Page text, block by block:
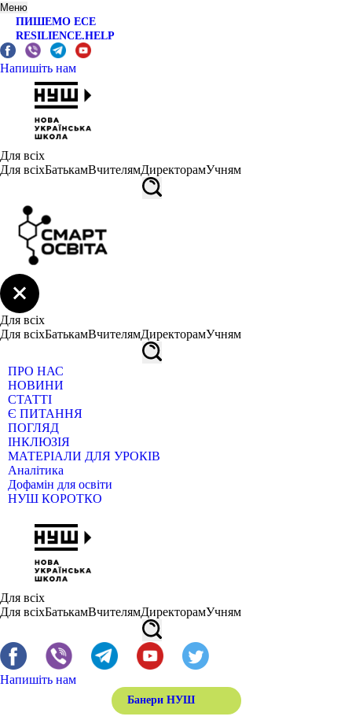
Меню
ПИШЕМО ЕСЕ
RESILIENCE.HELP
Напишіть нам
Для всіх
Для всіхБатькамВчителямДиректорамУчням
Для всіх
Для всіхБатькамВчителямДиректорамУчням
ПРО НАС
НОВИНИ
СТАТТІ
Є ПИТАННЯ
ПОГЛЯД
ІНКЛЮЗІЯ
МАТЕРІАЛИ ДЛЯ УРОКІВ
Аналітика
Дофамін для освіти
НУШ КОРОТКО
Для всіх
Для всіхБатькамВчителямДиректорамУчням
Напишіть нам
Банери НУШ